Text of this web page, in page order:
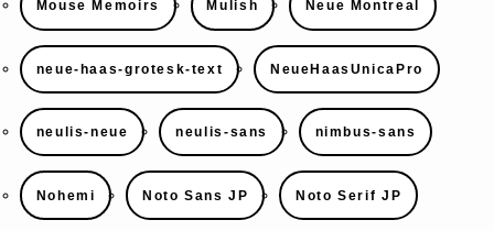
Mouse Memoirs Mulish Neue Montreal
neue-haas-grotesk-text NeueHaasUnicaPro
neulis-neue neulis-sans nimbus-sans
Nohemi Noto Sans JP Noto Serif JP